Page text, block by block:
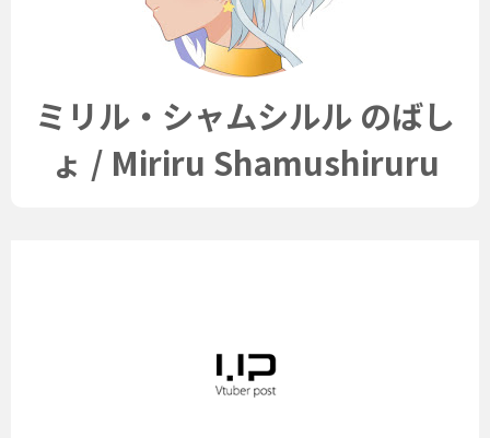
ミリル・シャムシルル のばし
ょ / Miriru Shamushiruru